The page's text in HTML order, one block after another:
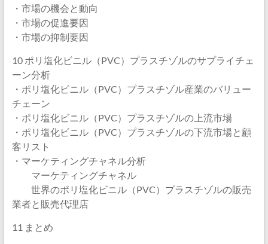
・市場の機会と動向
・市場の促進要因
・市場の抑制要因
10 ポリ塩化ビニル（PVC）プラスチゾルのサプライチェ
ーン分析
・ポリ塩化ビニル（PVC）プラスチゾル産業のバリュー
チェーン
・ポリ塩化ビニル（PVC）プラスチゾルの上流市場
・ポリ塩化ビニル（PVC）プラスチゾルの下流市場と顧
客リスト
・マーケティングチャネル分析
マーケティングチャネル
世界のポリ塩化ビニル（PVC）プラスチゾルの販売
業者と販売代理店
11 まとめ